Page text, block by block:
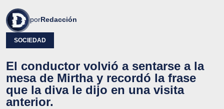
porRedacción
SOCIEDAD
El conductor volvió a sentarse a la
mesa de Mirtha y recordó la frase
que la diva le dijo en una visita
anterior.